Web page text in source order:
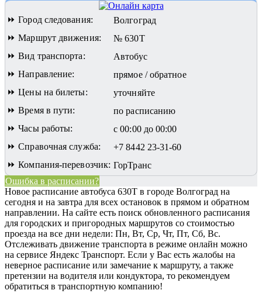
⏩ Город следования:
Волгоград
⏩ Маршрут движения:
№ 630Т
⏩ Вид транспорта:
Автобус
⏩ Направление:
прямое / обратное
⏩ Цены на билеты:
уточняйте
⏩ Время в пути:
по расписанию
⏩ Часы работы:
с 00:00 до 00:00
⏩ Справочная служба:
+7 8442 23-31-60
⏩ Компания-перевозчик: ГорТранс
Ошибка в расписании?
Новое расписание автобуса 630Т в городе Волгоград на
сегодня и на завтра для всех остановок в прямом и обратном
направлении. На сайте есть поиск обновленного расписания
для городских и пригородных маршрутов со стоимостью
проезда на все дни недели: Пн, Вт, Ср, Чт, Пт, Сб, Вс.
Отслеживать движение транспорта в режиме онлайн можно
на сервисе Яндекс Транспорт. Если у Вас есть жалобы на
неверное расписание или замечание к маршруту, а также
претензии на водителя или кондуктора, то рекомендуем
обратиться в транспортную компанию!